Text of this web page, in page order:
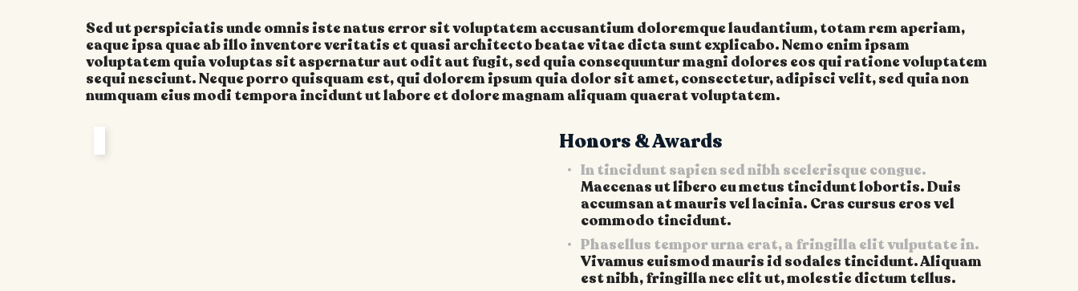
Sed ut perspiciatis unde omnis iste natus error sit voluptatem accusantium doloremque laudantium, totam rem aperiam,
eaque ipsa quae ab illo inventore veritatis et quasi architecto beatae vitae dicta sunt explicabo. Nemo enim ipsam
voluptatem quia voluptas sit aspernatur aut odit aut fugit, sed quia consequuntur magni dolores eos qui ratione voluptatem
sequi nesciunt. Neque porro quisquam est, qui dolorem ipsum quia dolor sit amet, consectetur, adipisci velit, sed quia non
numquam eius modi tempora incidunt ut labore et dolore magnam aliquam quaerat voluptatem.
Honors & Awards
In tincidunt sapien sed nibh scelerisque congue.
Maecenas ut libero eu metus tincidunt lobortis. Duis
accumsan at mauris vel lacinia. Cras cursus eros vel
commodo tincidunt.
Phasellus tempor urna erat, a fringilla elit vulputate in.
Vivamus euismod mauris id sodales tincidunt. Aliquam
est nibh, fringilla nec elit ut, molestie dictum tellus.